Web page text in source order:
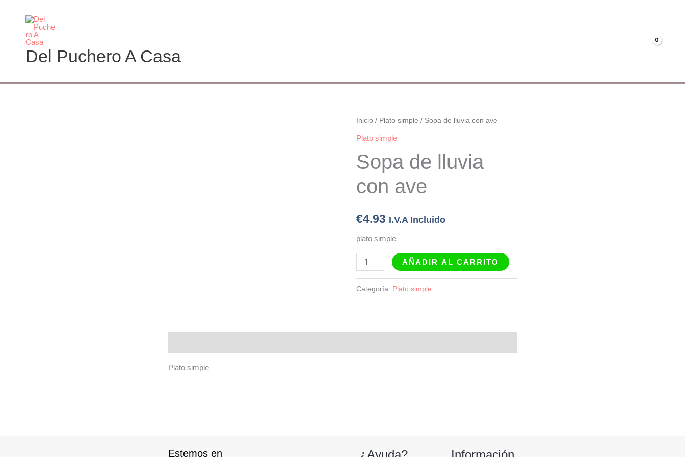
contenido
Del Puchero A Casa
Inicio / Plato simple / Sopa de lluvia con ave
Plato simple
Sopa de lluvia
con ave
€4.93 I.V.A Incluido
plato simple
Sopa
de
con
cantidad
AÑADIR AL CARRITO
Categoría: Plato simple
Plato simple
Estemos en